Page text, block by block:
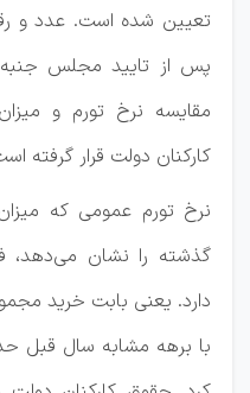
تعیین شده است. عدد و
پس از تایید مجلس جنبه
مقایسه نرخ تورم و
کارکنان دولت قرار گرفته
نرخ تورم عمومی که
دارد. یعنی بابت خرید